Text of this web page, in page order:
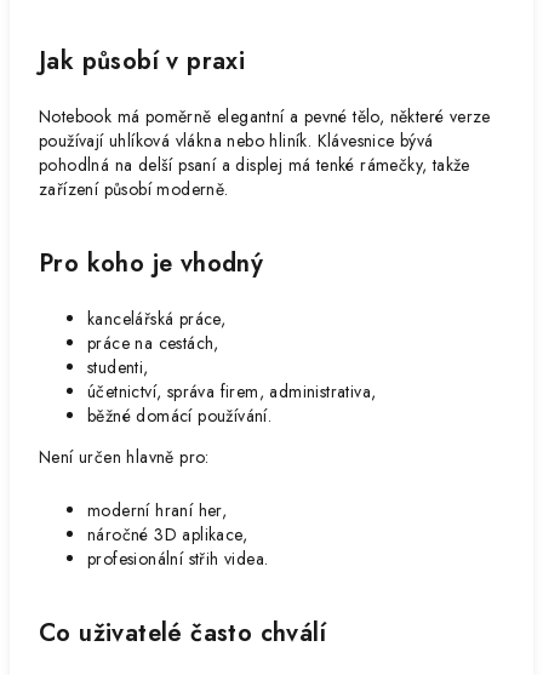
Jak působí v praxi
Notebook má poměrně elegantní a pevné tělo, některé verze
používají uhlíková vlákna nebo hliník. Klávesnice bývá
pohodlná na delší psaní a displej má tenké rámečky, takže
zařízení působí moderně.
Pro koho je vhodný
kancelářská práce,
práce na cestách,
studenti,
účetnictví, správa firem, administrativa,
běžné domácí používání.
Není určen hlavně pro:
moderní hraní her,
náročné 3D aplikace,
profesionální střih videa.
Co uživatelé často chválí